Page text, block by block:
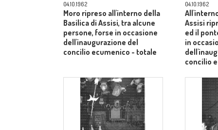
04.10.1962
Moro ripreso all'interno della
Basilica di Assisi, tra alcune
persone, forse in occasione
dell'inaugurazione del
concilio ecumenico - totale
04.10.1962
Assisi
ed il
in
concilio